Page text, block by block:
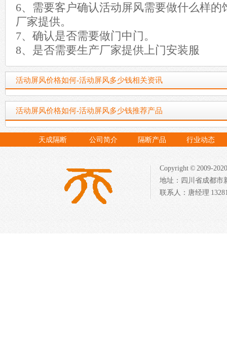
6、需要客户确认活动屏风需要做什么样的
厂家提供。
7、确认是否需要做门中门。
8、是否需要生产厂家提供上门安装服
活动屏风价格如何-活动屏风多少钱相关资讯
活动屏风价格如何-活动屏风多少钱推荐产品
天成隔断 公司简介 隔断产品 行业动态
Copyright © 2009-
地址：四川省成都市
联系人：唐经理